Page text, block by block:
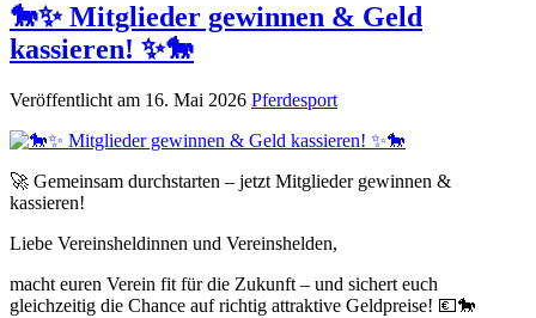
🐎✨ Mitglieder gewinnen & Geld
kassieren! ✨🐎
Veröffentlicht am 16. Mai 2026 Pferdesport
🚀 Gemeinsam durchstarten – jetzt Mitglieder gewinnen &
kassieren!
Liebe Vereinsheldinnen und Vereinshelden,
macht euren Verein fit für die Zukunft – und sichert euch
gleichzeitig die Chance auf richtig attraktive Geldpreise! 💶🐎